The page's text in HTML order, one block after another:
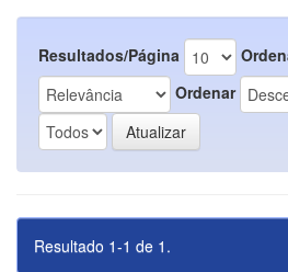
Resultados/Página
Ordenar
Resultado 1-1 de 1.